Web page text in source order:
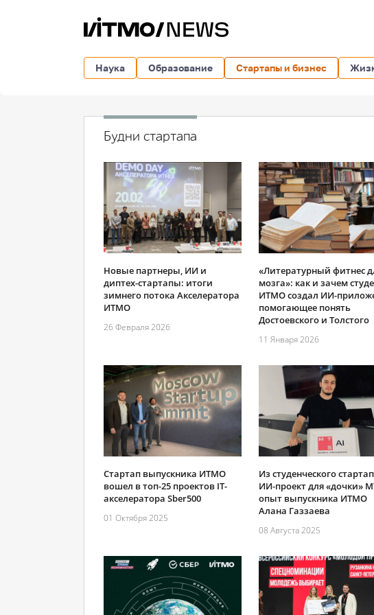
Наука Образование Стартапы и бизнес
Будни стартапа
Новые партнеры, ИИ и
диптех-стартапы: итоги
зимнего потока Акселератора
ИТМО
26 Февраля 2026
«Литературный фитнес
мозга»: как и зачем
ИТМО создал ИИ-
помогающее понять
Достоевского и Толстого
11 Января 2026
Стартап выпускника ИТМО
вошел в топ-25 проектов IT-
акселератора Sber500
01 Октября 2025
Из студенческого
ИИ-проект для «дочки»
опыт выпускника ИТМО
Алана Газзаева
08 Августа 2025